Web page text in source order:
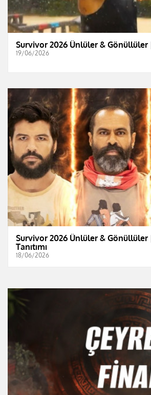
Survivor 2026 Ünlüler & Gönüllüler |
19/06/2026
Survivor 2026 Ünlüler & Gönüllüler
Tanıtımı
18/06/2026